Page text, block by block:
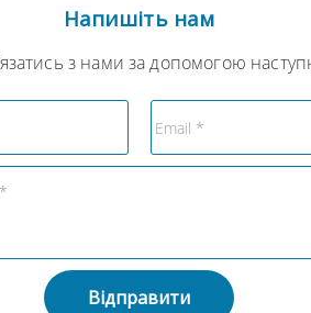
Напишіть нам
з нами за допомогою
Відправити